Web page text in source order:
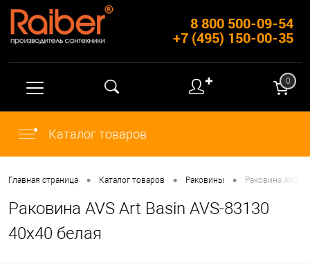
8 800 500-09-54
+7 (495) 150-00-35
✚ 0
Каталог товаров
Главная страница • Каталог товаров • Раковины • Раковина AVS
Раковина AVS Art Basin AVS-83130
40х40 белая